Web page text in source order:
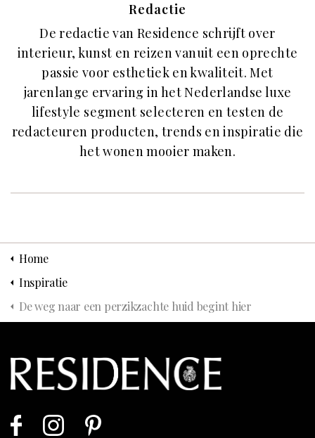
Redactie
De redactie van Residence schrijft over
interieur, kunst en reizen vanuit een oprechte
passie voor esthetiek en kwaliteit. Met
jarenlange ervaring in het Nederlandse luxe
lifestyle segment selecteren en testen de
redacteuren producten, trends en inspiratie die
het wonen mooier maken.
Home
Inspiratie
De weg naar een perzikzachte huid begint hier